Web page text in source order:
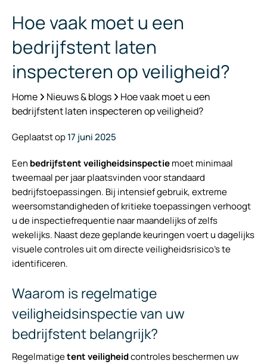
Hoe vaak moet u een
bedrijfstent laten
inspecteren op veiligheid?
Home Nieuws & blogs
Hoe vaak moet u een
bedrijfstent laten inspecteren op veiligheid?
Geplaatst op17 juni 2025
Een bedrijfstent veiligheidsinspectiemoet minimaal
tweemaal per jaar plaatsvinden voor standaard
bedrijfstoepassingen. Bij intensief gebruik, extreme
weersomstandigheden of kritieke toepassingen verhoogt
u de inspectiefrequentie naar maandelijks of zelfs
wekelijks. Naast deze geplande keuringen voert u dagelijks
visuele controles uit om directe veiligheidsrisico’s te
identificeren.
Waarom is regelmatige
veiligheidsinspectie van uw
bedrijfstent belangrijk?
Regelmatigetent veiligheidcontroles beschermen uw